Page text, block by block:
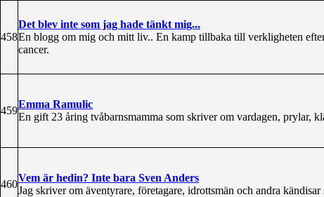
458
Det blev inte som jag hade tänkt mig...
En blogg om mig och mitt liv.. En kamp tillbaka till verkligheten
cancer.
459
Emma Ramulic
En gift 23 åring tvåbarnsmamma som skriver om vardagen, prylar,
460
Vem är hedin? Inte bara Sven Anders
Jag skriver om äventyrare, företagare, idrottsmän och andra